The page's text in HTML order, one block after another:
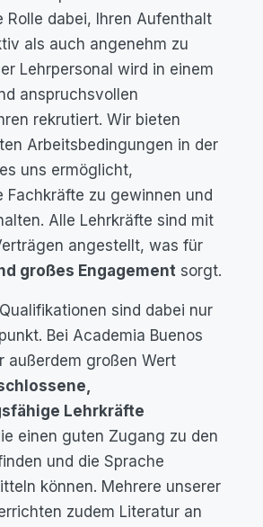
Rolle dabei, Ihren Aufenthalt
als auch angenehm zu
Lehrpersonal wird in einem
anspruchsvollen
rekrutiert. Wir bieten
Arbeitsbedingungen in der
uns ermöglicht,
Fachkräfte zu gewinnen und
Alle Lehrkräfte sind mit
angestellt, was für
großes Engagement sorgt.
sind dabei nur
Bei Academia Buenos
außerdem großen Wert
Lehrkräfte
einen guten Zugang zu den
und die Sprache
können. Mehrere unserer
zudem Literatur an